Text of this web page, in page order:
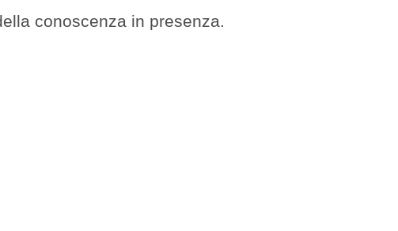
conoscenza in presenza.